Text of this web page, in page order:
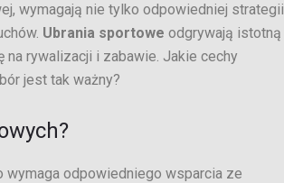
wymagają nie tylko odpowiedniej strategii
Ubrania sportowe odgrywają istotną
rywalizacji i zabawie. Jakie cechy
jest tak ważny?
wymaga odpowiedniego wsparcia ze